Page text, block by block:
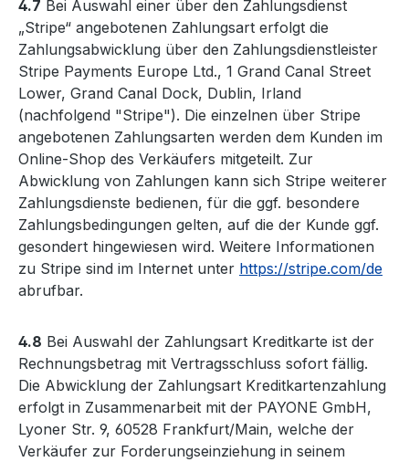
4.7 Bei Auswahl einer über den Zahlungsdienst
„Stripe“ angebotenen Zahlungsart erfolgt die
Zahlungsabwicklung über den Zahlungsdienstleister
Stripe Payments Europe Ltd., 1 Grand Canal Street
Lower, Grand Canal Dock, Dublin, Irland
(nachfolgend "Stripe"). Die einzelnen über Stripe
angebotenen Zahlungsarten werden dem Kunden im
Online-Shop des Verkäufers mitgeteilt. Zur
Abwicklung von Zahlungen kann sich Stripe weiterer
Zahlungsdienste bedienen, für die ggf. besondere
Zahlungsbedingungen gelten, auf die der Kunde ggf.
gesondert hingewiesen wird. Weitere Informationen
zu Stripe sind im Internet unter https://stripe.com/de
abrufbar.
4.8 Bei Auswahl der Zahlungsart Kreditkarte ist der
Rechnungsbetrag mit Vertragsschluss sofort fällig.
Die Abwicklung der Zahlungsart Kreditkartenzahlung
erfolgt in Zusammenarbeit mit der PAYONE GmbH,
Lyoner Str. 9, 60528 Frankfurt/Main, welche der
Verkäufer zur Forderungseinziehung in seinem